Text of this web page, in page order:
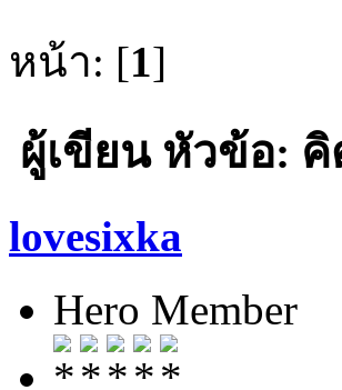
หน้า: [1]
ผู้เขียนหัวข้อ: คิ
lovesixka
Hero Member